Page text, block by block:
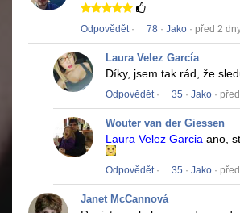
Odpovědět· 78 · Jako · před 2
Laura Velez García
Díky, jsem tak rád, že
Odpovědět· 35 · Jako ·
Wouter van der Giessen
Laura Velez Garcia ano,
Odpovědět· 35 · Jako ·
Janet McCannová